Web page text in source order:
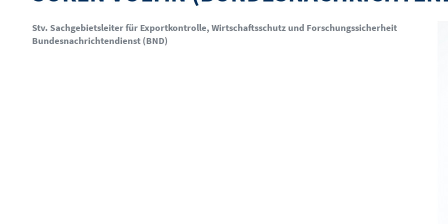
Stv. Sachgebietsleiter für Exportkontrolle, Wirtschaftsschutz und Forschungssicherheit
Bundesnachrichtendienst (BND)